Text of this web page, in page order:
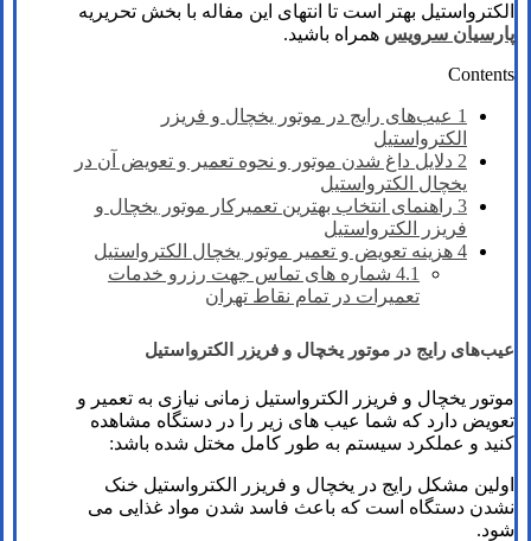
الکترواستیل بهتر است تا انتهای این مفاله با بخش تحریریه
پارسیان سرویس همراه باشید.
Contents
1 عیب‌های رایج در موتور یخچال و فریزر
الکترواستیل
2 دلایل داغ شدن موتور و نحوه تعمیر و تعویض آن در
یخچال الکترواستیل
3 راهنمای انتخاب بهترین تعمیرکار موتور یخچال و
فریزر الکترواستیل
4 هزینه تعویض و تعمیر موتور یخچال الکترواستیل
4.1 شماره های تماس​ جهت رزرو خدمات
تعمیرات در تمام نقاط تهران
عیب‌های رایج در موتور یخچال و فریزر الکترواستیل
موتور یخچال و فریزر الکترواستیل زمانی نیازی به تعمیر و
تعویض دارد که شما عیب های زیر را در دستگاه مشاهده
کنید و عملکرد سیستم به طور کامل مختل شده باشد:
اولین مشکل رایج در یخچال و فریزر الکترواستیل خنک
نشدن دستگاه است که باعث فاسد شدن مواد غذایی می
شود.